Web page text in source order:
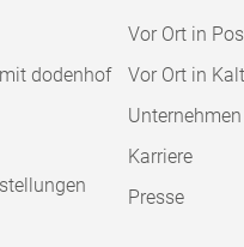
dodenhof
Vor Ort in
Vor Ort in
Unternehmen
Karriere
Presse